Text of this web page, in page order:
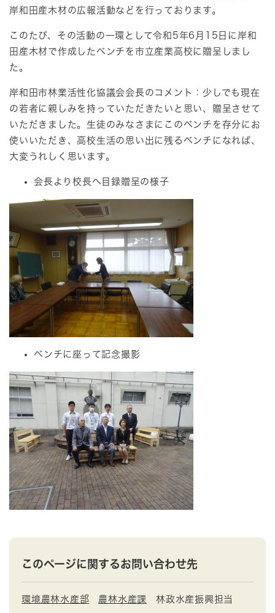
岸和田産木材の広報活動などを行っております。
このたび、その活動の一環として令和5年6月15日に岸和
田産木材で作成したベンチを市立産業高校に贈呈しまし
た。
岸和田市林業活性化協議会会長のコメント：少しでも現在
の若者に親しみを持っていただきたいと思い、贈呈させて
いただきました。生徒のみなさまにこのベンチを存分にお
使いいただき、高校生活の思い出に残るベンチになれば、
大変うれしく思います。
会長より校長へ目録贈呈の様子
ベンチに座って記念撮影
このページに関するお問い合わせ先
環境農林水産部 農林水産課 林政水産振興担当